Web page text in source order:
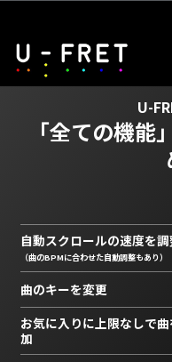
U-
「全ての機能
自動スクロールの速度を調
（曲のBPMに合わせた自動調整もあり）
曲のキーを変更
お気に入りに上限なしで
加